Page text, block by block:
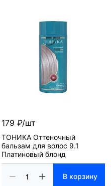
179 ₽/шт
ТОНИКА Оттеночный
бальзам для волос 9.1
Платиновый блонд
В корзину